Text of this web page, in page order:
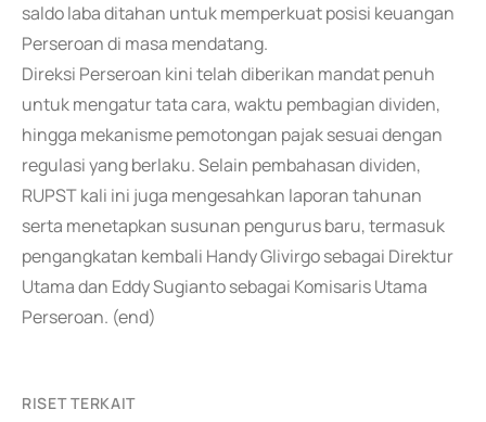
saldo laba ditahan untuk memperkuat posisi keuangan
Perseroan di masa mendatang.
Direksi Perseroan kini telah diberikan mandat penuh
untuk mengatur tata cara, waktu pembagian dividen,
hingga mekanisme pemotongan pajak sesuai dengan
regulasi yang berlaku. Selain pembahasan dividen,
RUPST kali ini juga mengesahkan laporan tahunan
serta menetapkan susunan pengurus baru, termasuk
pengangkatan kembali Handy Glivirgo sebagai Direktur
Utama dan Eddy Sugianto sebagai Komisaris Utama
Perseroan. (end)
RISET TERKAIT